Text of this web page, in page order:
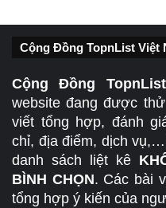
Cộng Đồng TopnList Việt
Cộng Đồng
website đang được
viết tổng hợp, đánh
chỉ, địa điểm, dịch
danh sách liệt kê
BÌNH CHỌN. Các bài
tổng hợp ý kiến của